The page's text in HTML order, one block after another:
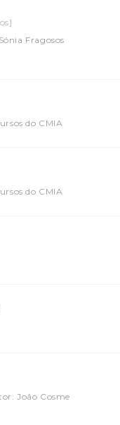
Fragosos
do CMIA
do CMIA
João Cosme